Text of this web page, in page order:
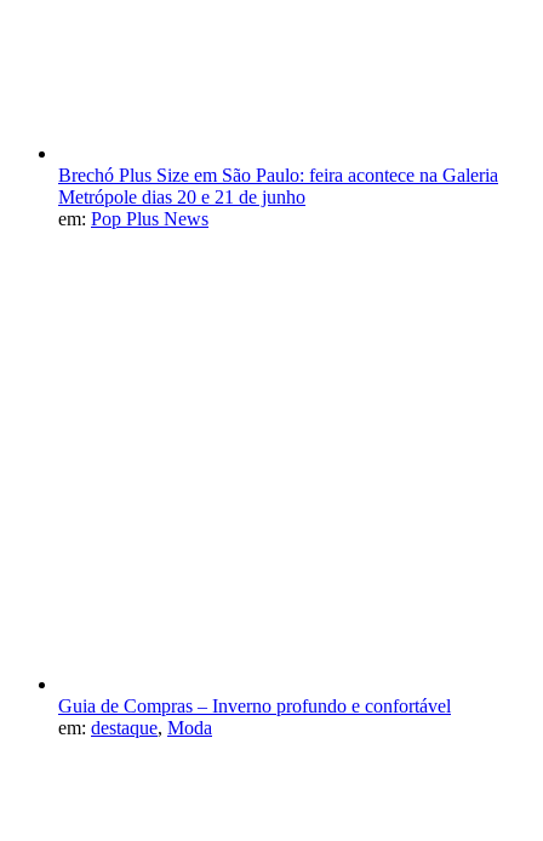
Brechó Plus Size em São Paulo: feira acontece na Galeria
Metrópole dias 20 e 21 de junho
em: Pop Plus News
Guia de Compras – Inverno profundo e confortável
em: destaque, Moda